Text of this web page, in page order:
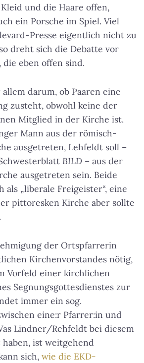
und die Haare offen,
ein Porsche im Spiel. Viel
Presse eigentlich nicht zu
dreht sich die Debatte vor
die eben offen sind.
darum, ob Paaren eine
zusteht, obwohl keine der
Mitglied in der Kirche ist.
Mann aus der römisch-
ausgetreten, Lehfeldt soll –
BILD – aus der
ausgetreten sein. Beide
„liberale Freigeister“, eine
pittoresken Kirche aber sollte
der Ortspfarrerin
Kirchenvorstandes nötig,
Vorfeld einer kirchlichen
Segnungsgottesdienstes zur
immer ein sog.
eine:r Pfarrer:in und
Lindner/Rehfeldt bei diesem
ist weitgehend
sich, wie die EKD-